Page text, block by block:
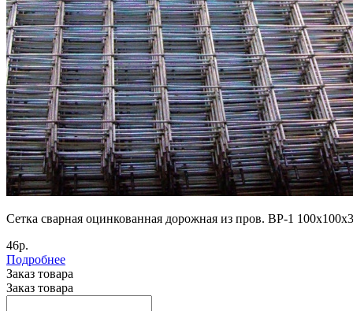
Сетка сварная оцинкованная дорожная из пров. ВР-1
46р.
Подробнее
Заказ товара
Заказ товара